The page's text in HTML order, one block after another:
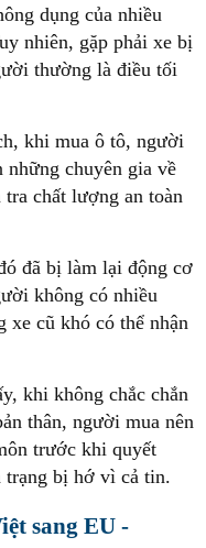
dụng của nhiều
nhiên, gặp phải xe bị
thường là điều tối
khi mua ô tô, người
những chuyên gia về
chất lượng an toàn
đã bị làm lại động cơ
không có nhiều
xe cũ khó có thể nhận
khi không chắc chắn
thân, người mua nên
trước khi quyết
trạng bị hớ vì cả tin.
sang EU -